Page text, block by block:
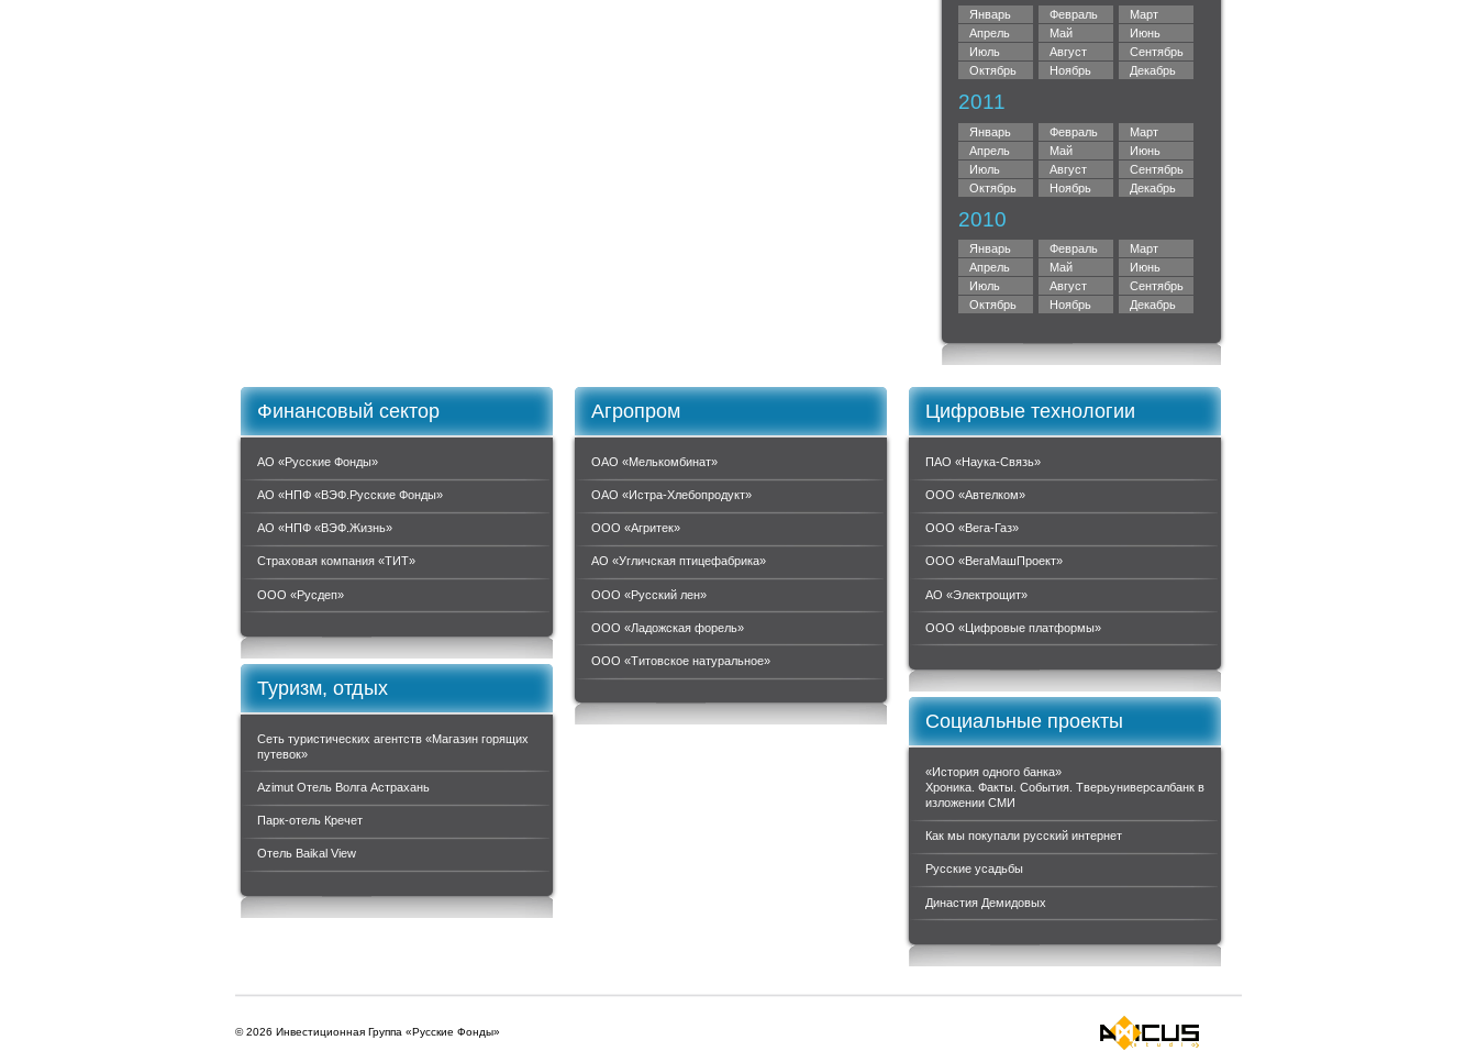
Январь Февраль
Март
Апрель
Май
Июнь
Июль
Август
Сентябрь
Октябрь
Ноябрь Декабрь
2011
Январь Февраль
Март
Апрель
Май
Июнь
Июль
Август
Сентябрь
Октябрь
Ноябрь Декабрь
2010
Январь Февраль
Март
Апрель
Май
Июнь
Июль
Август
Сентябрь
Октябрь
Ноябрь Декабрь
Финансовый сектор
АО «Русские Фонды»
АО «НПФ «ВЭФ.Русские Фонды»
АО «НПФ «ВЭФ.Жизнь»
Страховая компания «ТИТ»
ООО «Руcдеп»
Агропром
ОАО «Мелькомбинат»
ОАО «Истра-Хлебопродукт»
ООО «Агритек»
АО «Угличская птицефабрика»
ООО «Русский лен»
ООО «Ладожская форель»
ООО «Титовское натуральное»
Цифровые технологии
ПАО «Наука-Связь»
ООО «Автелком»
ООО «Вега-Газ»
ООО «ВегаМашПроект»
АО «Электрощит»
ООО «Цифровые платформы»
Туризм, отдых
Сеть туристических агентств «Магазин горящих
путевок»
Azimut Отель Волга Астрахань
Парк-отель Кречет
Отель Baikal View
Социальные проекты
«История одного банка»
Хроника. Факты. События. Тверьуниверсалбанк в
изложении СМИ
Как мы покупали русский интернет
Русские усадьбы
Династия Демидовых
© 2026 Инвестиционная Группа «Русские Фонды»